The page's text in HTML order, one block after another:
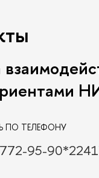
ПО ТЕЛЕФОНУ
95-